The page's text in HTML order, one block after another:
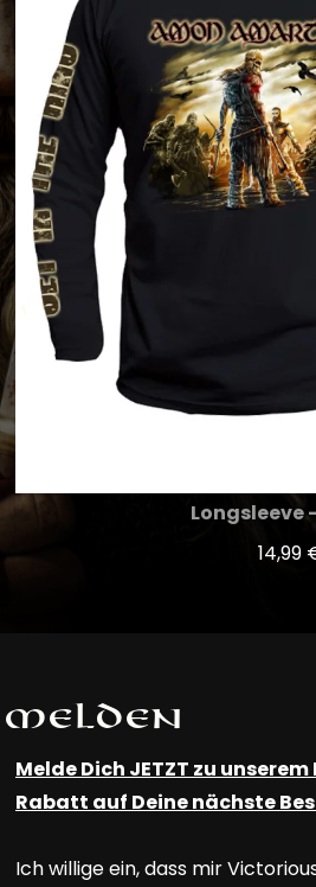
Longsleeve
14,99
Melde Dich JETZT zu
Rabatt auf Deine nächste
Ich willige ein, dass mir